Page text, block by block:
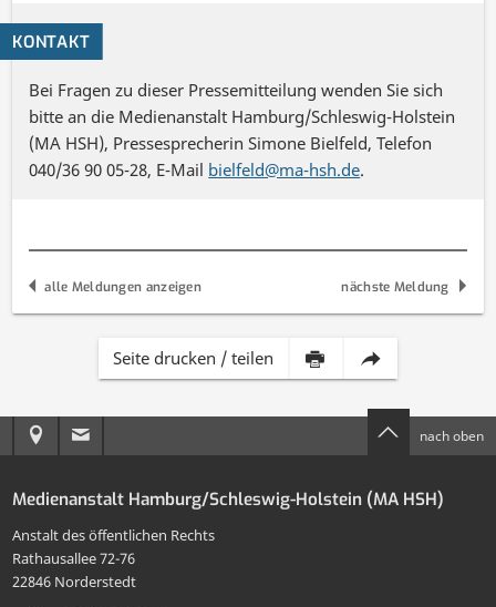
KONTAKT
Bei Fragen zu dieser Pressemitteilung wenden Sie sich
bitte an die Medienanstalt Hamburg/Schleswig-Holstein
(MA HSH), Pressesprecherin Simone Bielfeld, Telefon
040/36 90 05-28, E-Mail bielfeld@ma-hsh.de.
alle Meldungen anzeigen nächste Meldung
Seite drucken / teilen
Inhalt Diese
per
Anreise
MA
HSH
an
die
MA
nach oben
Medienanstalt Hamburg/Schleswig-Holstein (MA HSH)
Anstalt des öffentlichen Rechts
Rathausallee 72-76
22846 Norderstedt